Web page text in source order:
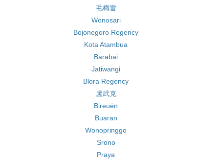
毛梅雷
Wonosari
Bojonegoro Regency
Kota Atambua
Barabai
Jatiwangi
Blora Regency
盧武克
Bireuën
Buaran
Wonopringgo
Srono
Praya